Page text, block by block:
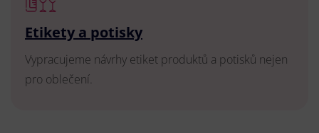
Etikety a potisky
Vypracujeme návrhy etiket produktů a potisků nejen
pro oblečení.